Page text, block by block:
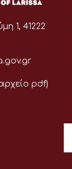
1, 41222
pdf)